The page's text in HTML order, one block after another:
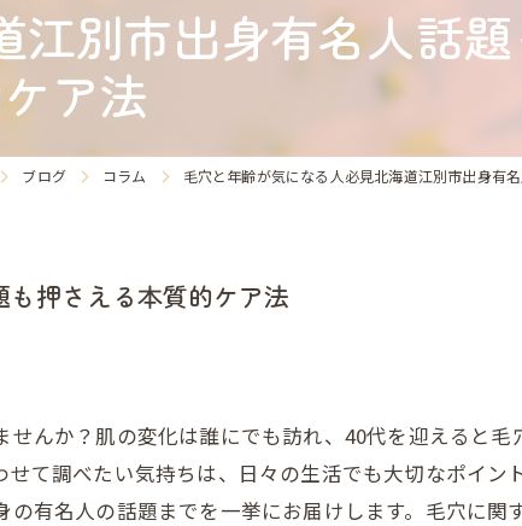
脱毛
学割
別市出身有名人話
ア法
ブログ コラム 毛穴と年齢が気になる人必見北海道江別市出身有
押さえる本質的ケア法
んか？肌の変化は誰にでも訪れ、40代を迎えると毛
て調べたい気持ちは、日々の生活でも大切なポイン
有名人の話題までを一挙にお届けします。毛穴に関